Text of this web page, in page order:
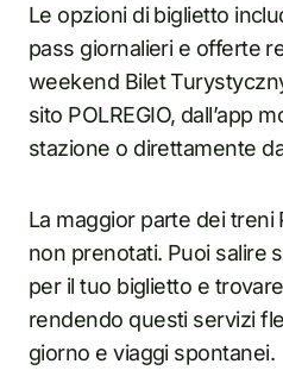
Le opzioni di biglietto
pass giornalieri e offerte
weekend Bilet
sito POLREGIO, dall’app
stazione o direttamente
La maggior parte dei treni
non prenotati. Puoi salire
per il tuo biglietto e
rendendo questi servizi
giorno e viaggi spontanei.